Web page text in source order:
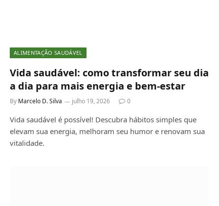
ALIMENTAÇÃO SAUDÁVEL
Vida saudável: como transformar seu dia
a dia para mais energia e bem-estar
By Marcelo D. Silva julho 19, 2026 0
Vida saudável é possível! Descubra hábitos simples que
elevam sua energia, melhoram seu humor e renovam sua
vitalidade.